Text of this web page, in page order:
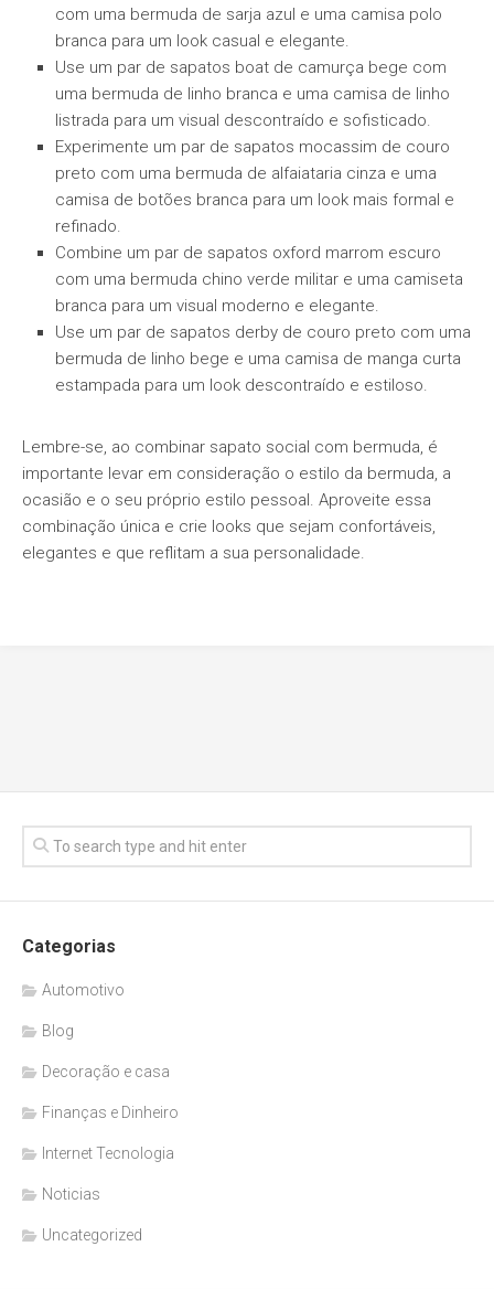
com uma bermuda de sarja azul e uma camisa polo
branca para um look casual e elegante.
Use um par de sapatos boat de camurça bege com
uma bermuda de linho branca e uma camisa de linho
listrada para um visual descontraído e sofisticado.
Experimente um par de sapatos mocassim de couro
preto com uma bermuda de alfaiataria cinza e uma
camisa de botões branca para um look mais formal e
refinado.
Combine um par de sapatos oxford marrom escuro
com uma bermuda chino verde militar e uma camiseta
branca para um visual moderno e elegante.
Use um par de sapatos derby de couro preto com uma
bermuda de linho bege e uma camisa de manga curta
estampada para um look descontraído e estiloso.
Lembre-se, ao combinar sapato social com bermuda, é
importante levar em consideração o estilo da bermuda, a
ocasião e o seu próprio estilo pessoal. Aproveite essa
combinação única e crie looks que sejam confortáveis,
elegantes e que reflitam a sua personalidade.
Categorias
Automotivo
Blog
Decoração e casa
Finanças e Dinheiro
Internet Tecnologia
Noticias
Uncategorized